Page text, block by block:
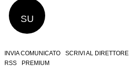
SU
INVIA COMUNICATO
SCRIVI AL DIRETTORE
RSS
PREMIUM